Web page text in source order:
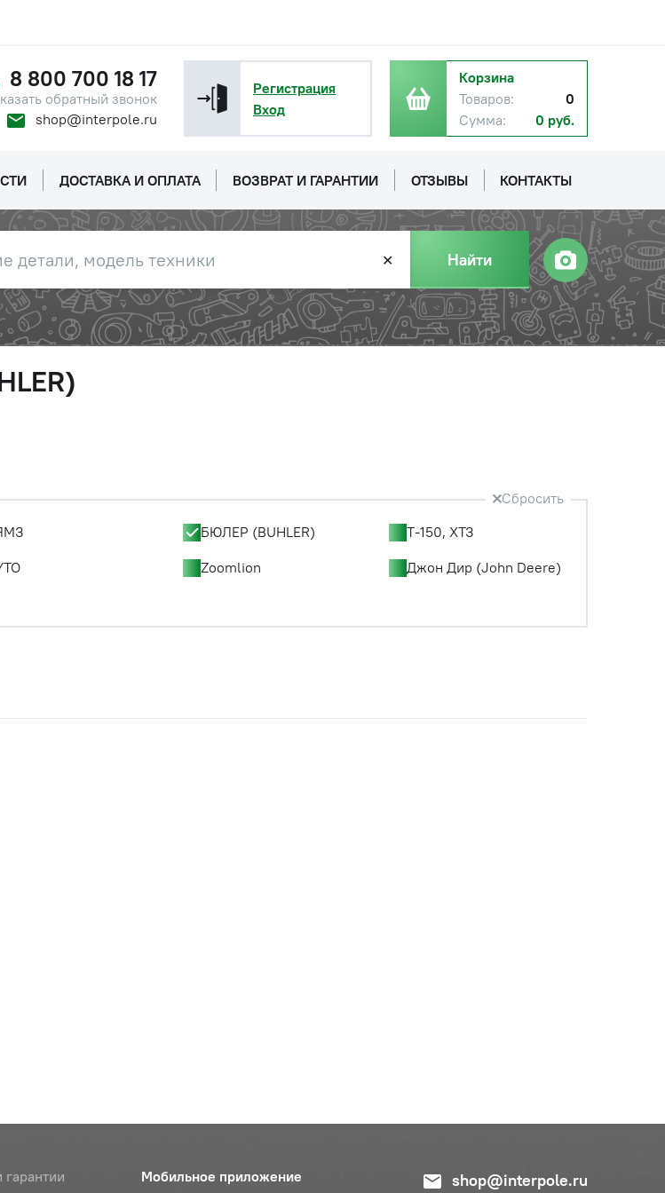
8 800 700 18 17
обратный звонок
shop@interpole.ru
Регистрация
Вход
Корзина
Товаров:
0
Сумма:
0 руб.
ДОСТАВКА И ОПЛАТА ВОЗВРАТ И ГАРАНТИИ ОТЗЫВЫ КОНТАКТЫ
✕ Найти
Сбросить
БЮЛЕР (BUHLER)
Т-150, ХТЗ
Zoomlion
Джон Дир (John Deere)
гарантии Мобильное приложение shop@interpole.ru